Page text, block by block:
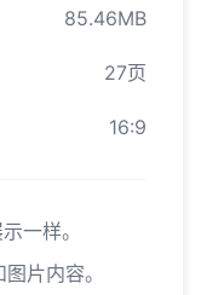
85.46MB
27页
16:9
一样。
片内容。